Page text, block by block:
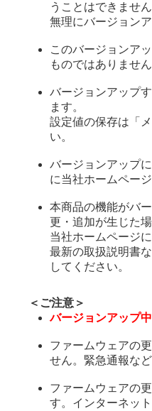
うことはできません
無理にバージョン
このバージョンア
ものではありません
バージョンアップ
ます。
設定値の保存は「
い。
バージョンアップ
に当社ホームペー
本商品の機能がバ
更・追加が生じた
当社ホームページ
最新の取扱説明書
してください。
＜ご注意＞
バージョンアップ
ファームウェアの
せん。緊急通報な
ファームウェアの
す。インターネッ